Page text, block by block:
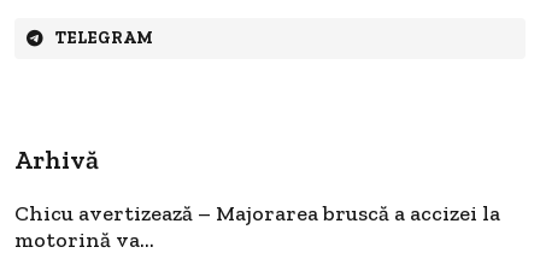
TELEGRAM
Arhivă
Chicu avertizează – Majorarea bruscă a accizei la
motorină va...